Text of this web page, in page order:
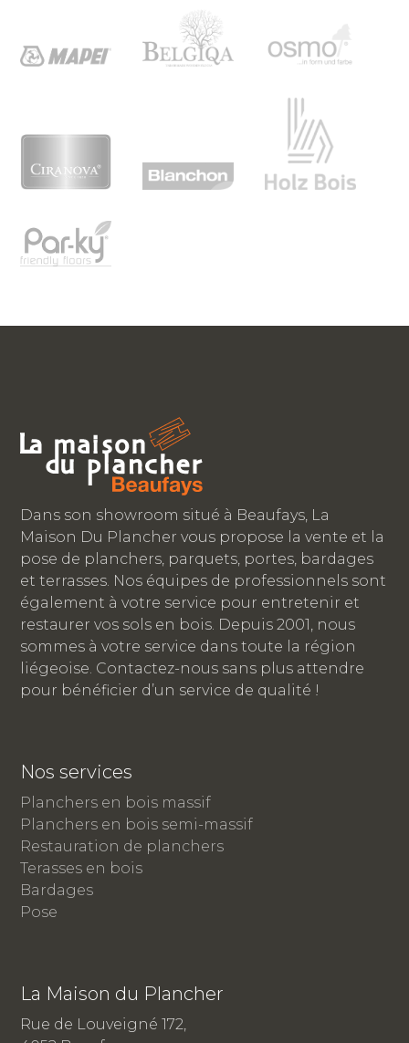
Dans son showroom situé à Beaufays, La
Maison Du Plancher vous propose la vente et la
pose de planchers, parquets, portes, bardages
et terrasses. Nos équipes de professionnels sont
également à votre service pour entretenir et
restaurer vos sols en bois. Depuis 2001, nous
sommes à votre service dans toute la région
liégeoise. Contactez-nous sans plus attendre
pour bénéficier d’un service de qualité !
Nos services
Planchers en bois massif
Planchers en bois semi-massif
Restauration de planchers
Terasses en bois
Bardages
Pose
La Maison du Plancher
Rue de Louveigné 172,